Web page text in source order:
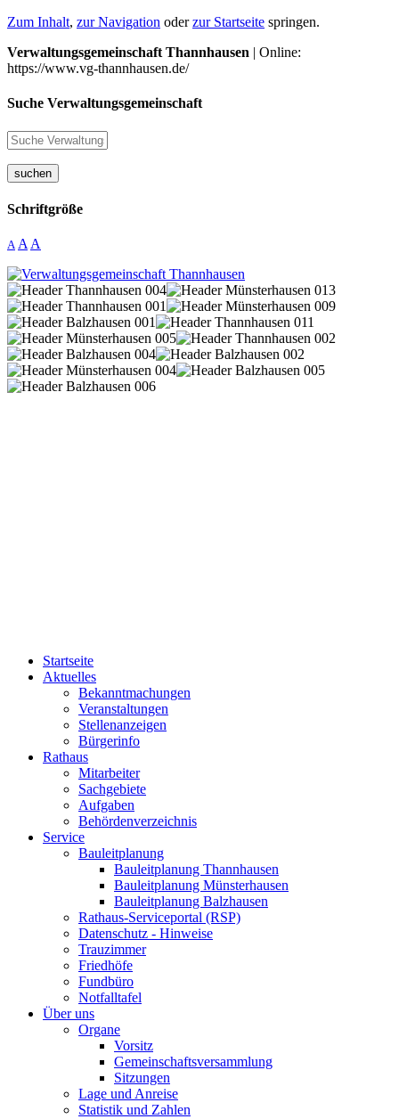
Zum Inhalt, zur Navigation oderzur Startseite springen.
Verwaltungsgemeinschaft Thannhausen | Online:
https://www.vg-thannhausen.de/
Suche Verwaltungsgemeinschaft
suchen
Schriftgröße
A A A
Startseite
Aktuelles
Bekanntmachungen
Veranstaltungen
Stellenanzeigen
Bürgerinfo
Rathaus
Mitarbeiter
Sachgebiete
Aufgaben
Behördenverzeichnis
Service
Bauleitplanung
Bauleitplanung Thannhausen
Bauleitplanung Münsterhausen
Bauleitplanung Balzhausen
Rathaus-Serviceportal (RSP)
Datenschutz - Hinweise
Trauzimmer
Friedhöfe
Fundbüro
Notfalltafel
Über uns
Organe
Vorsitz
Gemeinschaftsversammlung
Sitzungen
Lage und Anreise
Statistik und Zahlen